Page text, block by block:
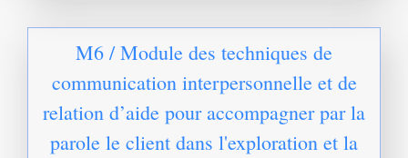
M6 / Module des techniques de
communication interpersonnelle et de
relation d’aide pour accompagner par la
parole le client dans l'exploration et la